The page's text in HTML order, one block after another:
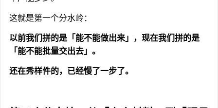
这就是第一个分水岭：
以前我们拼的是「能不能做出来」，现在我们拼的是
「能不能批量交出去」。
还在秀样件的，已经慢了一步了。